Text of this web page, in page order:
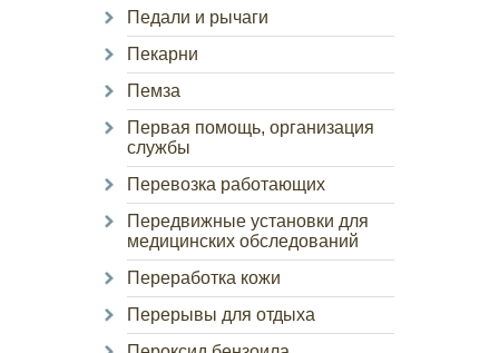
Педали и рычаги
Пекарни
Пемза
Первая помощь, организация
службы
Перевозка работающих
Передвижные установки для
медицинских обследований
Переработка кожи
Перерывы для отдыха